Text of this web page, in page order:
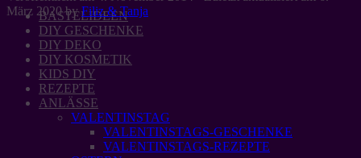
BASTELIDEEN
DIY GESCHENKE
DIY DEKO
DIY KOSMETIK
KIDS DIY
REZEPTE
ANLÄSSE
VALENTINSTAG
VALENTINSTAGS-GESCHENKE
VALENTINSTAGS-REZEPTE
März 2020byFiliz & Tanja